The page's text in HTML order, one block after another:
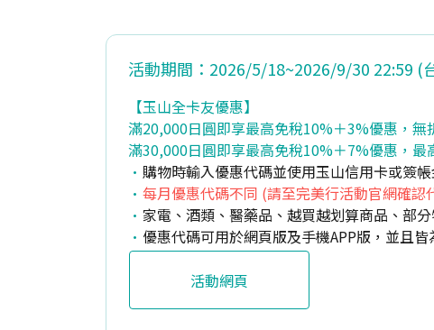
活動期間：2026/5/18~2026/9/30 22:59 (
【玉山全卡友優惠】
滿20,000日圓即享最高免稅10%＋3%優惠，無
滿30,000日圓即享最高免稅10%＋7%優惠，
購物時輸入優惠代碼並使用玉山信用卡或簽
每月優惠代碼不同 (請至完美行活動官網確認
家電、酒類、醫藥品、越買越划算商品、部
優惠代碼可用於網頁版及手機APP版，並且皆
活動網頁